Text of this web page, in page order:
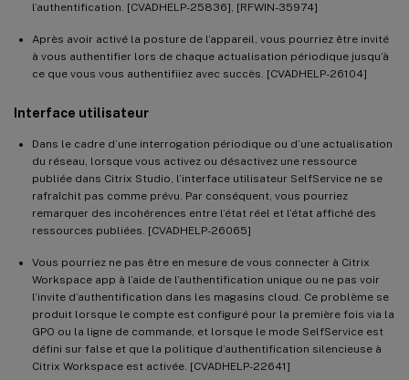
l’authentification. [CVADHELP-25836], [RFWIN-35974]
Après avoir activé la posture de l’appareil, vous pourriez être invité
à vous authentifier lors de chaque actualisation périodique jusqu’à
ce que vous vous authentifiiez avec succès. [CVADHELP-26104]
Interface utilisateur
Dans le cadre d’une interrogation périodique ou d’une actualisation
du réseau, lorsque vous activez ou désactivez une ressource
publiée dans Citrix Studio, l’interface utilisateur SelfService ne se
rafraîchit pas comme prévu. Par conséquent, vous pourriez
remarquer des incohérences entre l’état réel et l’état affiché des
ressources publiées. [CVADHELP-26065]
Vous pourriez ne pas être en mesure de vous connecter à Citrix
Workspace app à l’aide de l’authentification unique ou ne pas voir
l’invite d’authentification dans les magasins cloud. Ce problème se
produit lorsque le compte est configuré pour la première fois via la
GPO ou la ligne de commande, et lorsque le mode SelfService est
défini sur false et que la politique d’authentification silencieuse à
Citrix Workspace est activée. [CVADHELP-22641]